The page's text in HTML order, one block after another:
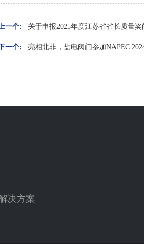
上一个: 关于申报2025年度江苏省省长质量奖
一个: 亮相北非，盐电阀门参加NAPEC
决方案